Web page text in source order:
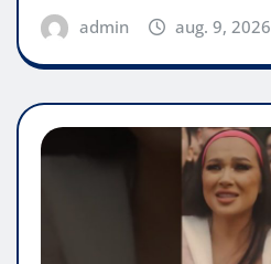
admin aug. 9, 2026